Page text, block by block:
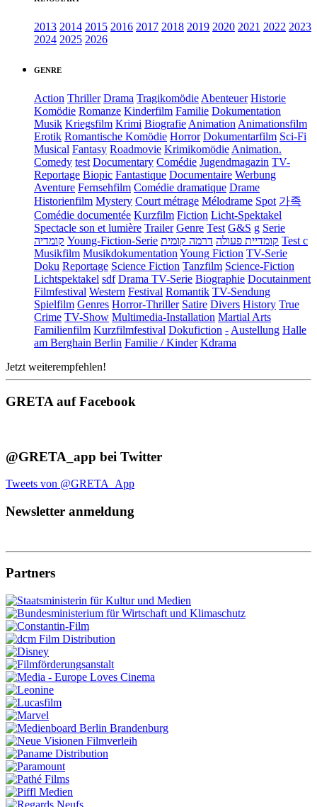
2013 2014 2015 2016 2017 2018 2019 2020 2021 2022 2023
2024 2025 2026
GENRE
Action Thriller Drama TragikomödieAbenteuer Historie
Komödie Romanze Kinderfilm Familie Dokumentation
Musik Kriegsfilm Krimi BiografieAnimationAnimationsfilm
Erotik Romantische Komödie Horror Dokumentarfilm Sci-Fi
Musical Fantasy Roadmovie KrimikomödieAnimation.
Comedy test Documentary Comédie Jugendmagazin TV-
Reportage Biopic Fantastique Documentaire Werbung
Aventure Fernsehfilm Comédie dramatique Drame
Historienfilm Mystery Court métrage Mélodrame Spot 가족
Comédie documentée Kurzfilm Fiction Licht-Spektakel
Spectacle son et lumière Trailer Genre Test G&S g Serie
קומדיה Young-Fiction-Serie קומדיית פעולה דרמה קומית
Test c
Musikfilm MusikdokumentationYoung Fiction TV-Serie
Doku Reportage Science Fiction Tanzfilm Science-Fiction
Lichtspektakel sdf Drama TV-Serie Biographie Docutainment
Filmfestival Western Festival Romantik TV-Sendung
Spielfilm Genres Horror-Thriller Satire Divers History True
Crime TV-Show Multimedia-Installation Martial Arts
Familienfilm Kurzfilmfestival Dokufiction -Austellung Halle
am Berghain Berlin Familie / Kinder Kdrama
Jetzt weiterempfehlen!
GRETA auf Facebook
@GRETA_app bei Twitter
Tweets von @GRETA_App
Newsletter anmeldung
Partners